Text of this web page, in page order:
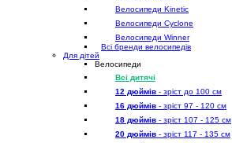
Велосипеди Kinetic
Велосипеди Cyclone
Велосипеди Winner
Всі бренди велосипедів
Для дітей
Велосипеди
Всі дитячі
12 дюймів - зріст до 100 см
16 дюймів - зріст 97 - 120 см
18 дюймів - зріст 107 - 125 см
20 дюймів - зріст 117 - 135 см